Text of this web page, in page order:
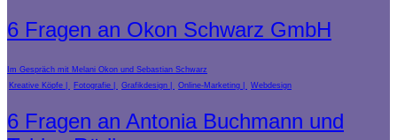
6 Fragen an Okon Schwarz GmbH
Im Gespräch mit Melani Okon und Sebastian Schwarz
Kreative Köpfe
Fotografie Grafikdesign Online-Marketing Webdesign
6 Fragen an Antonia Buchmann und